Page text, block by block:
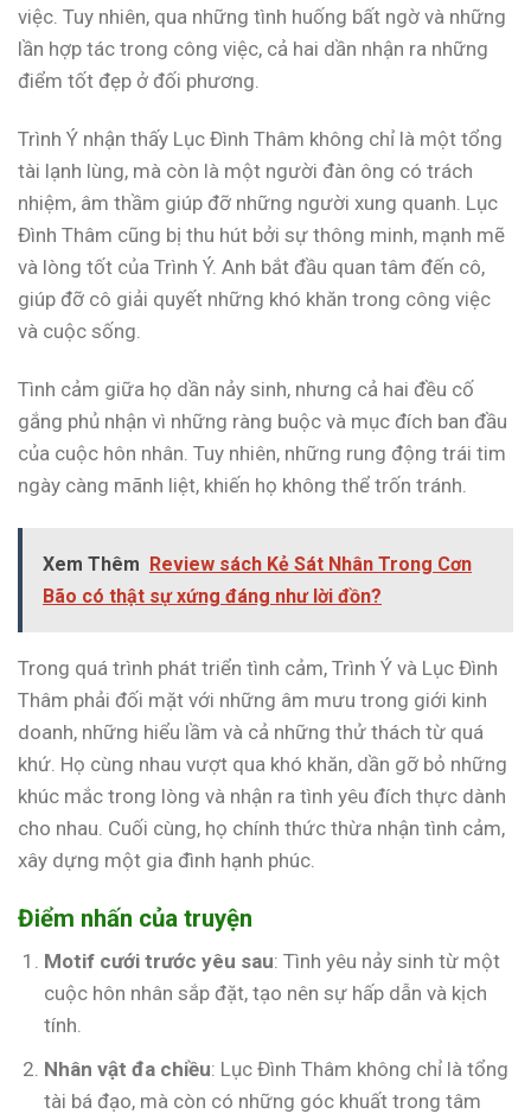
việc. Tuy nhiên, qua những tình huống bất ngờ và những
lần hợp tác trong công việc, cả hai dần nhận ra những
điểm tốt đẹp ở đối phương.
Trình Ý nhận thấy Lục Đình Thâm không chỉ là một tổng
tài lạnh lùng, mà còn là một người đàn ông có trách
nhiệm, âm thầm giúp đỡ những người xung quanh. Lục
Đình Thâm cũng bị thu hút bởi sự thông minh, mạnh mẽ
và lòng tốt của Trình Ý. Anh bắt đầu quan tâm đến cô,
giúp đỡ cô giải quyết những khó khăn trong công việc
và cuộc sống.
Tình cảm giữa họ dần nảy sinh, nhưng cả hai đều cố
gắng phủ nhận vì những ràng buộc và mục đích ban đầu
của cuộc hôn nhân. Tuy nhiên, những rung động trái tim
ngày càng mãnh liệt, khiến họ không thể trốn tránh.
Xem Thêm Review sách Kẻ Sát Nhân Trong Cơn
Bão có thật sự xứng đáng như lời đồn?
Trong quá trình phát triển tình cảm, Trình Ý và Lục Đình
Thâm phải đối mặt với những âm mưu trong giới kinh
doanh, những hiểu lầm và cả những thử thách từ quá
khứ. Họ cùng nhau vượt qua khó khăn, dần gỡ bỏ những
khúc mắc trong lòng và nhận ra tình yêu đích thực dành
cho nhau. Cuối cùng, họ chính thức thừa nhận tình cảm,
xây dựng một gia đình hạnh phúc.
Điểm nhấn của truyện
Motif cưới trước yêu sau: Tình yêu nảy sinh từ một
cuộc hôn nhân sắp đặt, tạo nên sự hấp dẫn và kịch
tính.
Nhân vật đa chiều: Lục Đình Thâm không chỉ là tổng
tài bá đạo, mà còn có những góc khuất trong tâm